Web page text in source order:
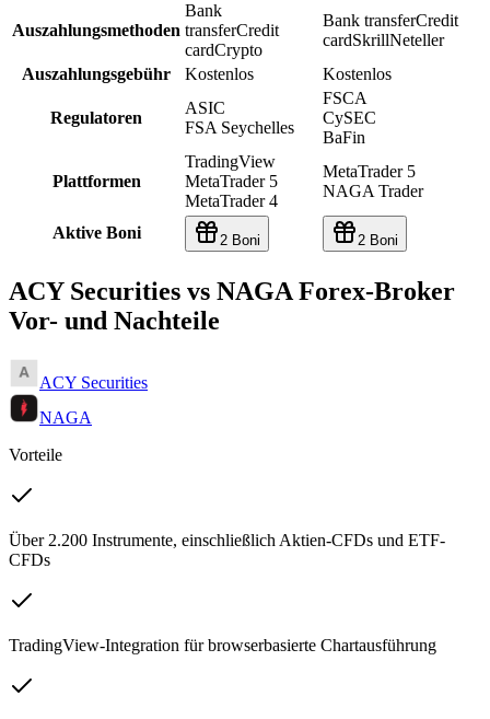
Auszahlungsmethoden
Bank
transferCredit
cardCrypto
Bank transferCredit
cardSkrillNeteller
Auszahlungsgebühr
Kostenlos Kostenlos
Regulatoren
ASIC
FSA Seychelles
FSCA
CySEC
BaFin
Plattformen
TradingView
MetaTrader 5
MetaTrader 4
MetaTrader 5
NAGA Trader
Aktive Boni 2 Boni 2 Boni
ACY Securities vs NAGA Forex-Broker
Vor- und Nachteile
ACY Securities
NAGA
Vorteile
Über 2.200 Instrumente, einschließlich Aktien-CFDs und ETF-
CFDs
TradingView-Integration für browserbasierte Chartausführung